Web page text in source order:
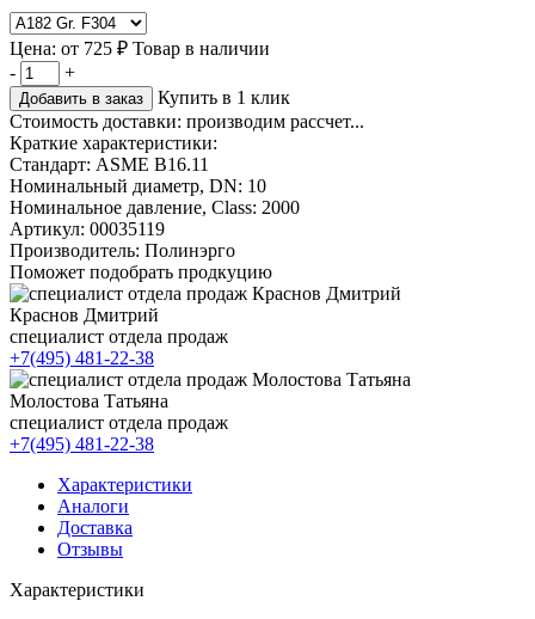
Цена: от 725 ₽ Товар в наличии
-
+
Добавить в заказ
Купить в 1 клик
Стоимость доставки: производим рассчет...
Краткие характеристики:
Стандарт: ASME B16.11
Номинальный диаметр, DN: 10
Номинальное давление, Class: 2000
Артикул: 00035119
Производитель: Полинэрго
Поможет подобрать продкуцию
Краснов Дмитрий
специалист отдела продаж
+7(495) 481-22-38
Молостова Татьяна
специалист отдела продаж
+7(495) 481-22-38
Характеристики
Аналоги
Доставка
Отзывы
Характеристики